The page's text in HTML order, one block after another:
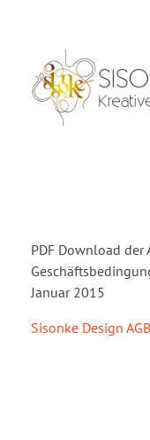
PDF Download der
Januar 2015
Sisonke Design AGB